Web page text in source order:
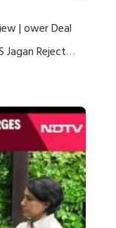
| ower Deal
Jagan Rejects